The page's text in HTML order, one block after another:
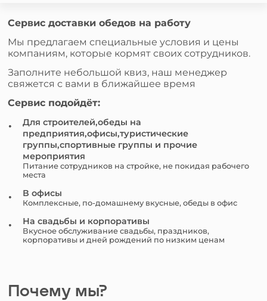
Сервис доставки обедов на работу
Мы предлагаем специальные условия и цены
компаниям, которые кормят своих сотрудников.
Заполните небольшой квиз, наш менеджер
свяжется с вами в ближайшее время
Сервис подойдёт:
Для строителей,обеды на
предприятия,офисы,туристические
группы,спортивные группы и прочие
мероприятия
Питание сотрудников на стройке, не покидая рабочего
места
В офисы
Комплексные, по-домашнему вкусные, обеды в офис
На свадьбы и корпоративы
Вкусное обслуживание свадьбы, праздников,
корпоративы и дней рождений по низким ценам
Почему мы?